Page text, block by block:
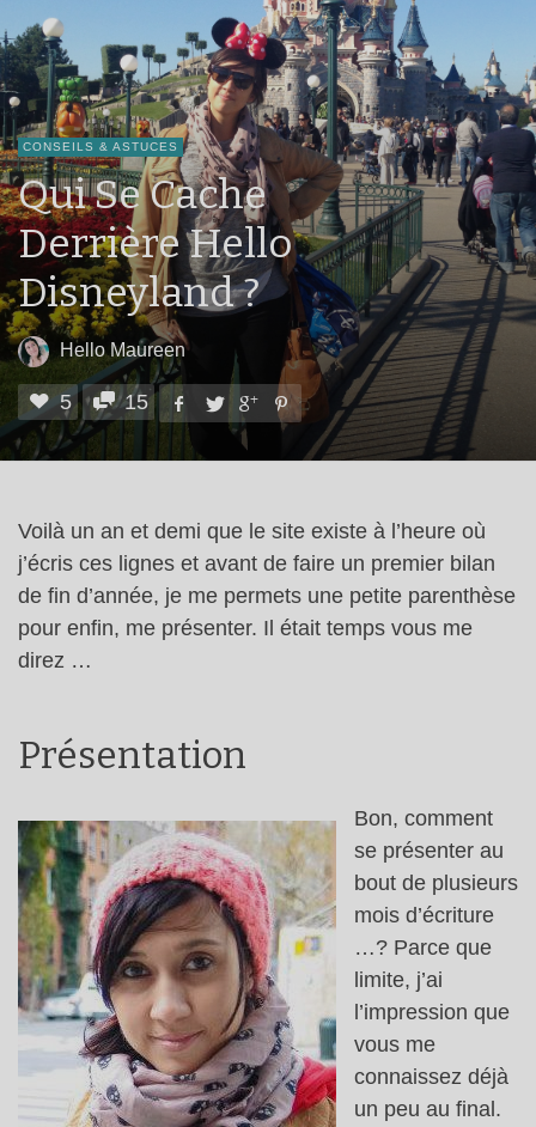
CONSEILS & ASTUCES
Qui Se Cache
Derrière Hello
Disneyland ?
Hello Maureen
5 15
Voilà un an et demi que le site existe à l’heure où
j’écris ces lignes et avant de faire un premier bilan
de fin d’année, je me permets une petite parenthèse
pour enfin, me présenter. Il était temps vous me
direz …
Présentation
Bon, comment
se présenter au
bout de plusieurs
mois d’écriture
…? Parce que
limite, j’ai
l’impression que
vous me
connaissez déjà
un peu au final.